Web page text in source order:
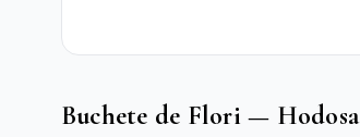
Bomboane Raffaello
Buchete de Flori — Hodosa